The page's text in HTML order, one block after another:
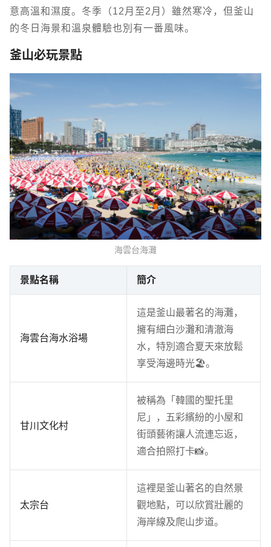
意高溫和濕度。冬季（12月至2月）雖然寒冷，但釜山
的冬日海景和溫泉體驗也別有一番風味。
釜山必玩景點
海雲台海灘
景點名稱 簡介
海雲台海水浴場
這是釜山最著名的海灘，
擁有細白沙灘和清澈海
水，特別適合夏天來放鬆
享受海邊時光🏖。
甘川文化村
被稱為「韓國的聖托里
尼」，五彩繽紛的小屋和
街頭藝術讓人流連忘返，
適合拍照打卡📸。
太宗台
這裡是釜山著名的自然景
觀地點，可以欣賞壯麗的
海岸線及爬山步道。